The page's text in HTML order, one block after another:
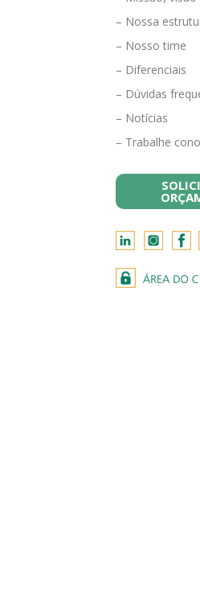
– Nossa
– Nosso time
– Diferenciais
– Dúvidas
– Notícias
– Trabalhe